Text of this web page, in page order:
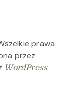
prawa
przez
WordPress.